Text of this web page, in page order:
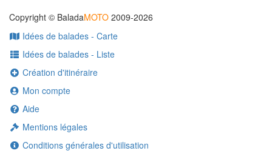
Copyright © BaladaMOTO 2009-2026
Idées de balades - Carte
Idées de balades - Liste
Création d'itinéraire
Mon compte
Aide
Mentions légales
Conditions générales d'utilisation